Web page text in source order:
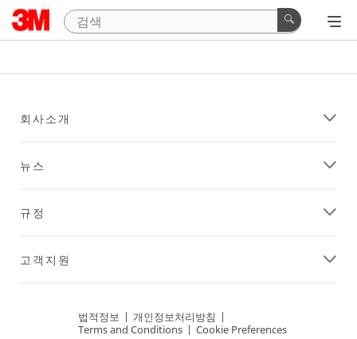
회사소개
뉴스
규정
고객지원
법적정보 | 개인정보처리방침 |
Terms and Conditions | Cookie Preferences